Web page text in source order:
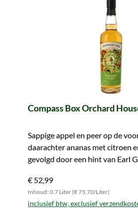
Compass Box Orchard
Sappige appel en peer op de
daarachter ananas met citroen
gevolgd door een hint van Earl
€ 52,99
Inhoud: 0.7 Liter (€ 75,70/Liter)
inclusief btw, exclusief